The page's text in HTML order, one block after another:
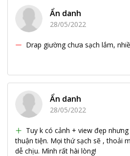
Ẩn danh
28/05/2022
Drap giường chưa sạch lắm,
Ẩn danh
28/05/2022
Tuy k có cảnh + view đẹp
thuận tiện. Mọi thứ sạch sẽ , thoải
dễ chịu. Mình rất hài lòng!